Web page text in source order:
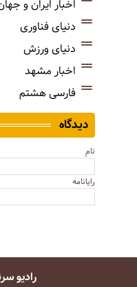
اخبار ایران و
دنیای فناوری
دنیای ورزش
اخبار مشهد
فارسی هشتم
دیدگاه
نام
رایانامه
رادیو